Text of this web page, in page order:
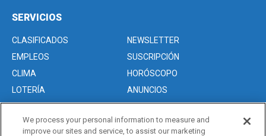
SERVICIOS
CLASIFICADOS
NEWSLETTER
EMPLEOS
SUSCRIPCIÓN
CLIMA
HORÓSCOPO
LOTERÍA
ANUNCIOS
Acerca de nosotros
We process your personal information to measure and
improve our sites and service, to assist our marketing